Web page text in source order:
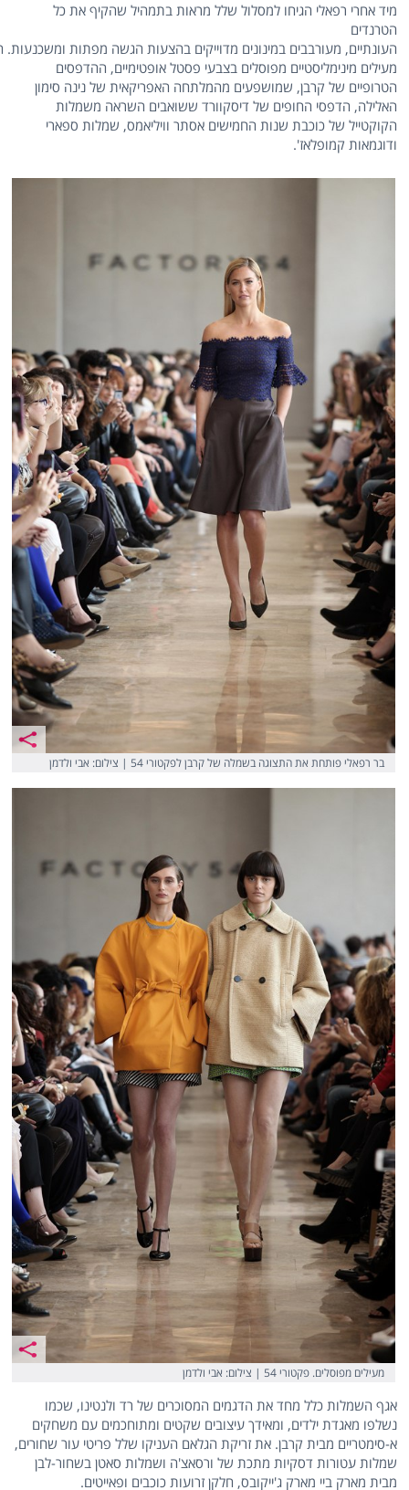
מיד אחרי רפאלי הגיחו למסלול שלל מראות בתמהיל שהקיף את כל
הטרנדים
העונתיים, מעורבבים במינונים מדוייקים בהצעות הגשה מפתות ומשכנעות.
מעילים מינימליסטיים מפוסלים בצבעי פסטל אופטימיים, ההדפסים
הטרופיים של קרבן, שמושפעים מהמלתחה האפריקאית של נינה סימון
האלילה, הדפסי החופים של דיסקוורד ששואבים השראה משמלות
הקוקטייל של כוכבת שנות החמישים אסתר וויליאמס, שמלות ספארי
ודוגמאות קמופלאז'.
בר רפאלי פותחת את התצוגה בשמלה של קרבן לפקטורי 54 | צילום: אבי ולדמן
מעילים מפוסלים. פקטורי 54 | צילום: אבי ולדמן
אגף השמלות כלל מחד את הדגמים המסוכרים של רד ולנטינו, שכמו
נשלפו מאגדת ילדים, ומאידך עיצובים שקטים ומתוחכמים עם משחקים
א-סימטריים מבית קרבן. את זריקת הגלאם העניקו שלל פריטי עור שחורים,
שמלות עטורות דסקיות מתכת של ורסאצ'ה ושמלות סאטן בשחור-לבן
מבית מארק ביי מארק ג'ייקובס, חלקן זרועות כוכבים ופאייטים.